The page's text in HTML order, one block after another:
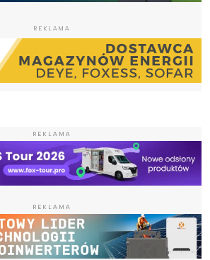
REKLAMA
REKLAMA
REKLAMA